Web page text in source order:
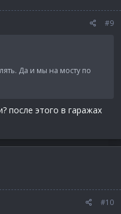
#9
Да и мы на мосту по
после этого в гаражах
#10